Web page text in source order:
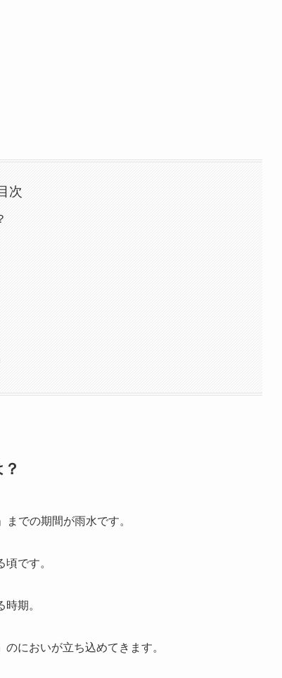
次
での期間が雨水です。
です。
期。
においが立ち込めてきます。